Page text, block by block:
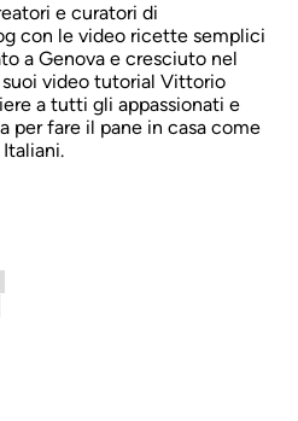
e curatori di
con le video ricette semplici
a Genova e cresciuto nel
video tutorial Vittorio
a tutti gli appassionati e
per fare il pane in casa come